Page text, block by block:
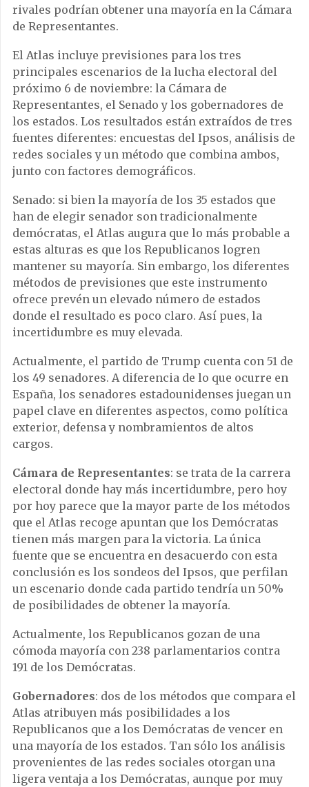
rivales podrían obtener una mayoría en la Cámara
de Representantes.
El Atlas incluye previsiones para los tres
principales escenarios de la lucha electoral del
próximo 6 de noviembre: la Cámara de
Representantes, el Senado y los gobernadores de
los estados. Los resultados están extraídos de tres
fuentes diferentes: encuestas del Ipsos, análisis de
redes sociales y un método que combina ambos,
junto con factores demográficos.
Senado: si bien la mayoría de los 35 estados que
han de elegir senador son tradicionalmente
demócratas, el Atlas augura que lo más probable a
estas alturas es que los Republicanos logren
mantener su mayoría. Sin embargo, los diferentes
métodos de previsiones que este instrumento
ofrece prevén un elevado número de estados
donde el resultado es poco claro. Así pues, la
incertidumbre es muy elevada.
Actualmente, el partido de Trump cuenta con 51 de
los 49 senadores. A diferencia de lo que ocurre en
España, los senadores estadounidenses juegan un
papel clave en diferentes aspectos, como política
exterior, defensa y nombramientos de altos
cargos.
Cámara de Representantes: se trata de la carrera
electoral donde hay más incertidumbre, pero hoy
por hoy parece que la mayor parte de los métodos
que el Atlas recoge apuntan que los Demócratas
tienen más margen para la victoria. La única
fuente que se encuentra en desacuerdo con esta
conclusión es los sondeos del Ipsos, que perfilan
un escenario donde cada partido tendría un 50%
de posibilidades de obtener la mayoría.
Actualmente, los Republicanos gozan de una
cómoda mayoría con 238 parlamentarios contra
191 de los Demócratas.
Gobernadores: dos de los métodos que compara el
Atlas atribuyen más posibilidades a los
Republicanos que a los Demócratas de vencer en
una mayoría de los estados. Tan sólo los análisis
provenientes de las redes sociales otorgan una
ligera ventaja a los Demócratas, aunque por muy